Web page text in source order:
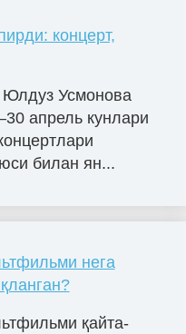
концерт,
Юлдуз Усмонова
апрель кунлари
билан ян...
нега
қайта-